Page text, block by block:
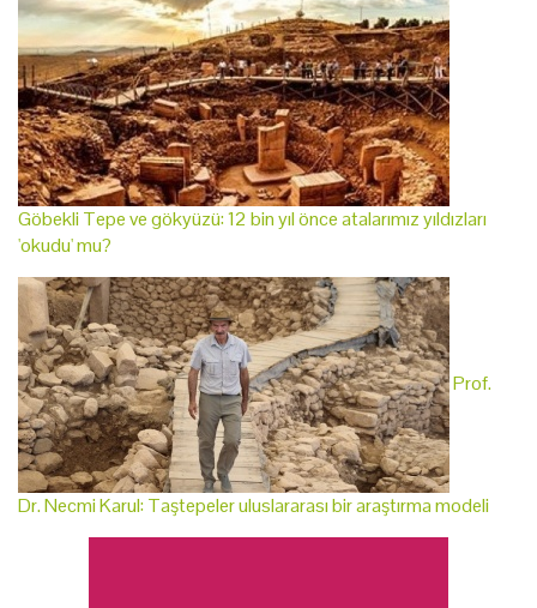
Göbekli Tepe ve gökyüzü: 12 bin yıl önce atalarımız yıldızları
'okudu' mu?
Prof.
Dr. Necmi Karul: Taştepeler uluslararası bir araştırma modeli